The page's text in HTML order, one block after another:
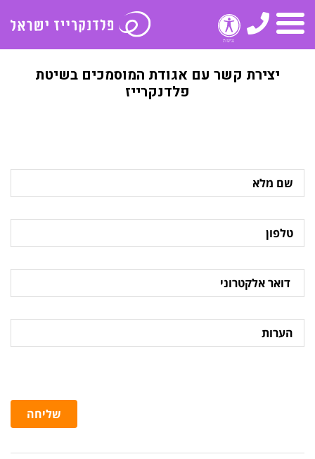
תפריט
טלפון
יצירת קשר עם אגודת המוסמכים בשיטת
פלדנקרייז
מלא
טלפון
אלקטרוני
הערות
שליחה